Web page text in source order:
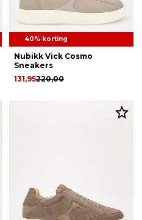
40% korting
Nubikk Vick Cosmo
Sneakers
220,00
131,95